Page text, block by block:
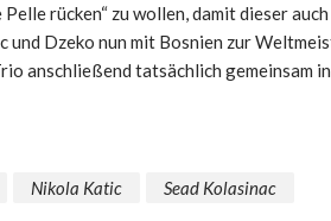
rücken“ zu wollen, damit dieser
und Dzeko nun mit Bosnien zur
anschließend tatsächlich gemeinsam
Nikola Katic Sead Kolasinac